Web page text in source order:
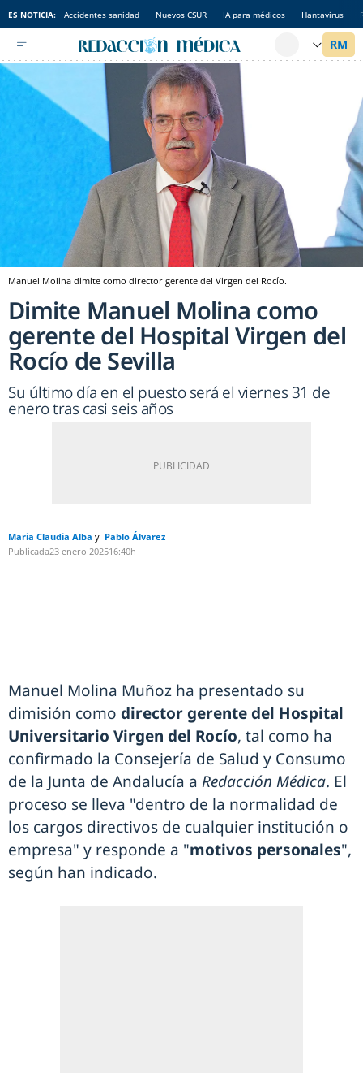
ES NOTICIA: Accidentes sanidad Nuevos CSUR IA para médicos Hantavirus
Manuel Molina dimite como director gerente del Virgen del Rocío.
Dimite Manuel Molina como
gerente del Hospital Virgen del
Rocío de Sevilla
Su último día en el puesto será el viernes 31 de
enero tras casi seis años
Maria Claudia Alba
Pablo Álvarez
Publicada23 enero 202516:40h
Manuel Molina Muñoz ha presentado su
dimisión como director gerente del Hospital
Universitario Virgen del Rocío, tal como ha
confirmado la Consejería de Salud y Consumo
de la Junta de Andalucía a Redacción Médica. El
proceso se lleva "dentro de la normalidad de
los cargos directivos de cualquier institución o
empresa" y responde a "motivos personales",
según han indicado.